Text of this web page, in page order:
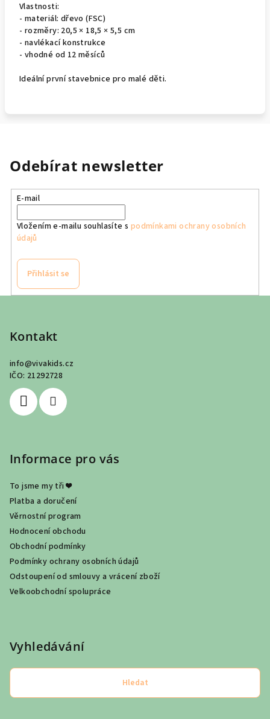
Vlastnosti:
- materiál: dřevo (FSC)
- rozměry: 20,5 × 18,5 × 5,5 cm
- navlékací konstrukce
- vhodné od 12 měsíců
Ideální první stavebnice pro malé děti.
Odebírat newsletter
E-mail
Vložením e-mailu souhlasíte s podmínkami ochrany osobních
údajů
Přihlásit se
Kontakt
info@vivakids.cz
IČO: 21292728
Informace pro vás
To jsme my tři ❤
Platba a doručení
Věrnostní program
Hodnocení obchodu
Obchodní podmínky
Podmínky ochrany osobních údajů
Odstoupení od smlouvy a vrácení zboží
Velkoobchodní spolupráce
Vyhledávání
Hledat